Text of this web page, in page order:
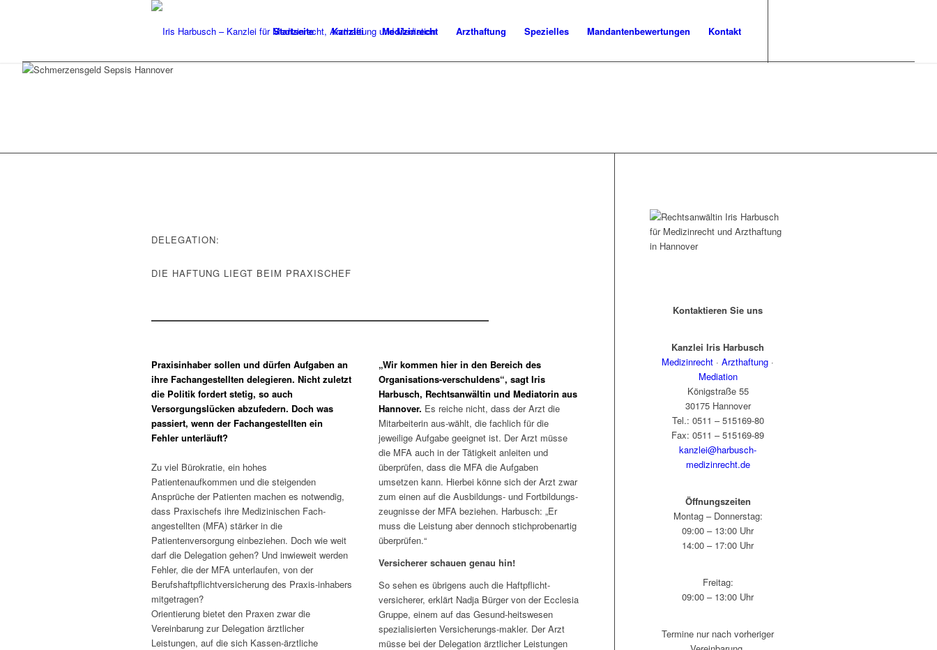
Startseite Kanzlei Medizinrecht Arzthaftung Spezielles Mandantenbewertungen Kontakt
DELEGATION:
DIE HAFTUNG LIEGT BEIM PRAXISCHEF
Praxisinhaber sollen und dürfen Aufgaben an
ihre Fachangestellten delegieren. Nicht zuletzt
die Politik fordert stetig, so auch
Versorgungslücken abzufedern. Doch was
passiert, wenn der Fachangestellten ein
Fehler unterläuft?
Zu viel Bürokratie, ein hohes
Patientenaufkommen und die steigenden
Ansprüche der Patienten machen es notwendig,
dass Praxischefs ihre Medizinischen Fach-
angestellten (MFA) stärker in die
Patientenversorgung einbeziehen. Doch wie weit
darf die Delegation gehen? Und inwieweit werden
Fehler, die der MFA unterlaufen, von der
Berufshaftpflichtversicherung des Praxis-inhabers
mitgetragen?
Orientierung bietet den Praxen zwar die
Vereinbarung zur Delegation ärztlicher
Leistungen, auf die sich Kassen-ärztliche
„Wir kommen hier in den Bereich des
Organisations-verschuldens“, sagt Iris
Harbusch, Rechtsanwältin und Mediatorin aus
Hannover. Es reiche nicht, dass der Arzt die
Mitarbeiterin aus-wählt, die fachlich für die
jeweilige Aufgabe geeignet ist. Der Arzt müsse
die MFA auch in der Tätigkeit anleiten und
überprüfen, dass die MFA die Aufgaben
umsetzen kann. Hierbei könne sich der Arzt zwar
zum einen auf die Ausbildungs- und Fortbildungs-
zeugnisse der MFA beziehen. Harbusch: „Er
muss die Leistung aber dennoch stichprobenartig
überprüfen.“
Versicherer schauen genau hin!
So sehen es übrigens auch die Haftpflicht-
versicherer, erklärt Nadja Bürger von der Ecclesia
Gruppe, einem auf das Gesund-heitswesen
spezialisierten Versicherungs-makler. Der Arzt
müsse bei der Delegation ärztlicher Leistungen
Kontaktieren Sie uns
Kanzlei Iris Harbusch
Medizinrecht ·Arzthaftung ·
Mediation
Königstraße 55
30175 Hannover
Tel.: 0511 – 515169-80
Fax: 0511 – 515169-89
kanzlei@harbusch-
medizinrecht.de
Öffnungszeiten
Montag – Donnerstag:
09:00 – 13:00 Uhr
14:00 – 17:00 Uhr
Freitag:
09:00 – 13:00 Uhr
Termine nur nach vorheriger